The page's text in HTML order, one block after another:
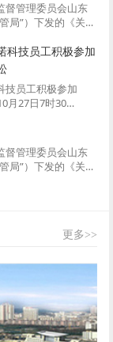
督管理委员会山东
局”）下发的《关千
通知》（鲁证监公
事会组织公...
科技员工积极参加
技员工积极参加
月27日7时30
跑团全部7名员工
成功中签半程马
督管理委员会山东
局”）下发的《关千
更多>>